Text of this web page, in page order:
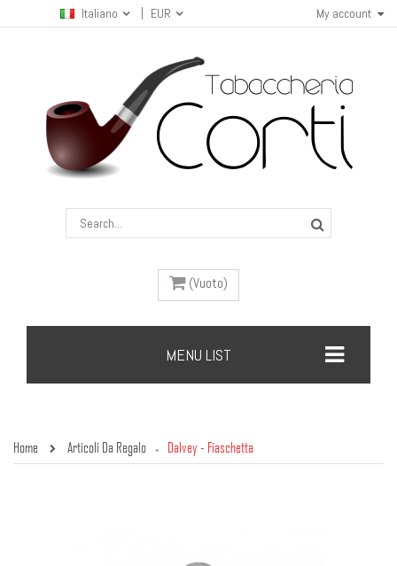
My account
Italiano EUR
(Vuoto)
MENU LIST
Home Articoli Da Regalo » Dalvey - Fiaschetta